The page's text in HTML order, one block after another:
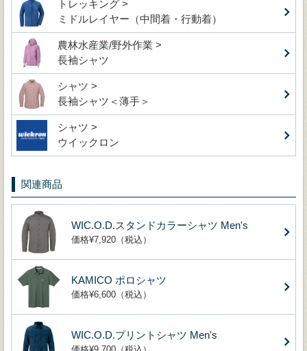
トレッキング >
ミドルレイヤー（中間着・行動着）
農林水産業/野外作業 >
長袖シャツ
シャツ >
長袖シャツ＜薄手＞
シャツ >
ウイックロン
関連商品
WIC.O.D.スタンドカラーシャツ Men's
価格¥7,920（税込）
KAMICO ポロシャツ
価格¥6,600（税込）
WIC.O.D.プリントシャツ Men's
価格¥9,700（税込）